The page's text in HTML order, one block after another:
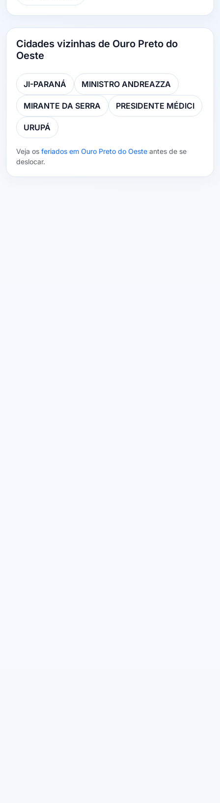
Cidades vizinhas de Ouro Preto do
Oeste
JI-PARANÁ MINISTRO ANDREAZZA
MIRANTE DA SERRA PRESIDENTE MÉDICI
URUPÁ
Veja os feriados em Ouro Preto do Oeste antes de se
deslocar.